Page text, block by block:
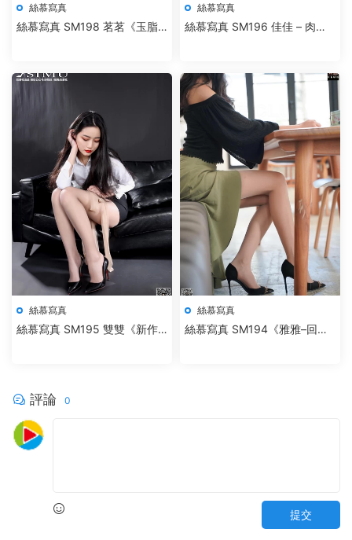
絲慕寫真
絲慕寫真 SM198 茗茗《玉脂
絲慕寫真
絲慕寫真 SM196 佳佳 – 肉絲
絲慕寫真
絲慕寫真 SM195 雙雙《新作–
絲慕寫真
絲慕寫真 SM194《雅雅–回
評論 0
提交